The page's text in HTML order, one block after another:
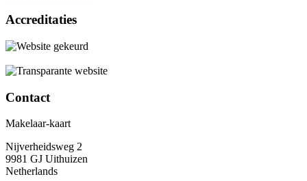
Accreditaties
Contact
Makelaar-kaart
Nijverheidsweg 2
9981 GJ Uithuizen
Netherlands